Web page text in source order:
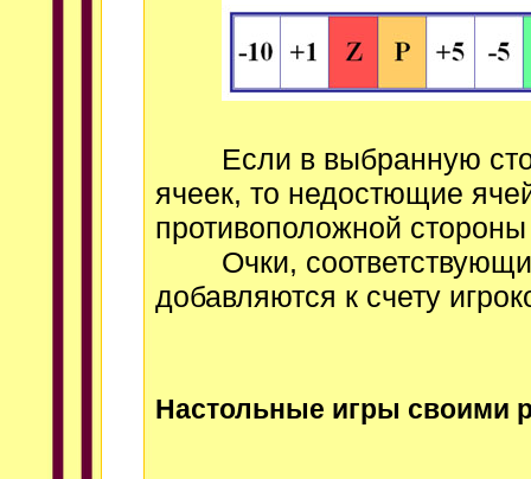
Если в выбранную
ячеек, то недостющие
противоположной
Очки,
добавляются к счету
Настольные игры своими